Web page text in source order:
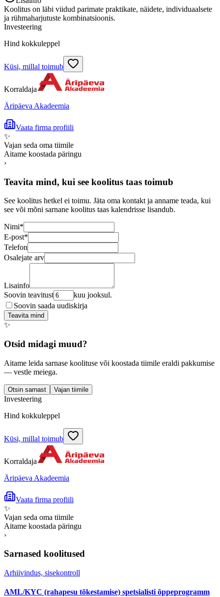
Koolitus on läbi viidud parimate praktikate, näidete, individuaalsete
ja rühmaharjutuste kombinatsioonis.
Investeering
Hind kokkuleppel
Küsi, millal toimub
Korraldaja
Äripäeva Akadeemia
Vaata firma profiili
✨
Vajan seda oma tiimile
Aitame koostada päringu
›
Teavita mind, kui see koolitus taas toimub
See koolitus hetkel ei toimu. Jäta oma kontakt ja anname teada, kui
see või mõni sarnane koolitus taas kalendrisse lisandub.
Nimi*
E-post*
Telefon
Osalejate arv
Lisainfo
Soovin teavitust
kuu jooksul.
Soovin saada uudiskirja
Teavita mind
✨
Otsid midagi muud?
Aitame leida sarnase koolituse või koostada tiimile eraldi pakkumise
— vestle meiega.
Otsin sarnast Vajan tiimile
Investeering
Hind kokkuleppel
Küsi, millal toimub
Korraldaja
Äripäeva Akadeemia
Vaata firma profiili
✨
Vajan seda oma tiimile
Aitame koostada päringu
›
Sarnased koolitused
Arhiivindus, sisekontroll
AML/KYC (rahapesu tõkestamise) spetsialisti õppeprogramm